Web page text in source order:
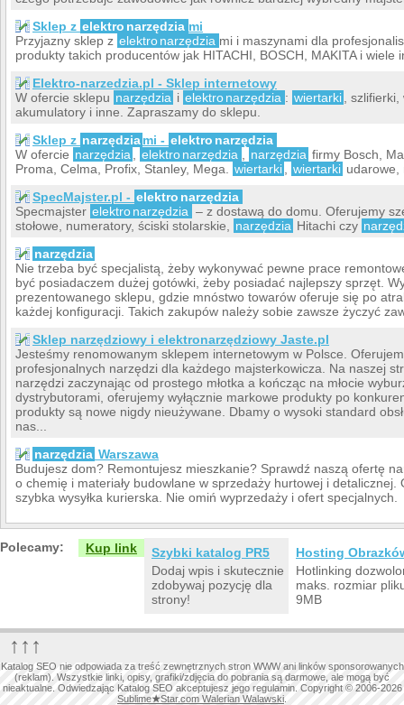
Sklep z elektro narzędzia mi
Przyjazny sklep z elektronarzędzia mi i maszynami dla
produkty takich producentów jak HITACHI, BOSCH, MAKITA i wiele
Elektro-narzedzia.pl - Sklep internetowy
W ofercie sklepu narzędzia i elektronarzędzia : wiertarki
,
akumulatory i inne. Zapraszamy do sklepu.
Sklep z narzędziami - elektro narzędzia
W ofercie narzędzia elektronarzędzia narzędzia firmy Bosch,
Proma, Celma, Profix, Stanley, Mega.
wiertarki wiertarki udarowe,
SpecMajster.pl - elektro narzędzia
Specmajster elektronarzędzia – z dostawą do domu. Oferujemy
stołowe, numeratory, ściski stolarskie,
narzędzia Hitachi czy
narzędzia
Nie trzeba być specjalistą, żeby wykonywać pewne prace
być posiadaczem dużej gotówki, żeby posiadać najlepszy sprzęt.
prezentowanego sklepu, gdzie mnóstwo towarów oferuje się po
każdej konfiguracji. Takich zakupów należy sobie zawsze życzyć
Sklep narzędziowy i elektronarzędziowy Jaste.pl
Jesteśmy renomowanym sklepem internetowym w Polsce.
profesjonalnych narzędzi dla każdego majsterkowicza. Na naszej
narzędzi zaczynając od prostego młotka a kończąc na młocie
dystrybutorami, oferujemy wyłącznie markowe produkty po
produkty są nowe nigdy nieużywane. Dbamy o wysoki standard
nas...
narzędzia Warszawa
Budujesz dom? Remontujesz mieszkanie? Sprawdź naszą ofertę
o chemię i materiały budowlane w sprzedaży hurtowej i detalicznej.
szybka wysyłka kurierska. Nie omiń wyprzedaży i ofert specjalnych.
Polecamy: Kup link
Szybki katalog PR5
Dodaj wpis i skutecznie
zdobywaj pozycję dla
strony!
Hosting
Hotlinking
maks. rozmiar
9MB
↑↑↑
Katalog SEO nie odpowiada za treść zewnętrznych stron WWW ani linków sponsorowanych
(reklam). Wszystkie linki, opisy, grafiki/zdjęcia do pobrania są darmowe, ale mogą być
nieaktualne. Odwiedzając Katalog SEO akceptujesz jego regulamin. Copyright © 2006-2026
Sublime★Star.com Walerian Walawski